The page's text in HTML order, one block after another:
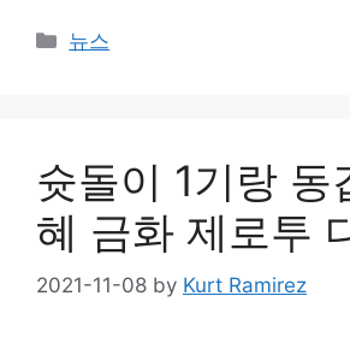
Categories
뉴스
슛돌이 1기랑 동
혜 금화 제로투
2021-11-08 by Kurt Ramirez